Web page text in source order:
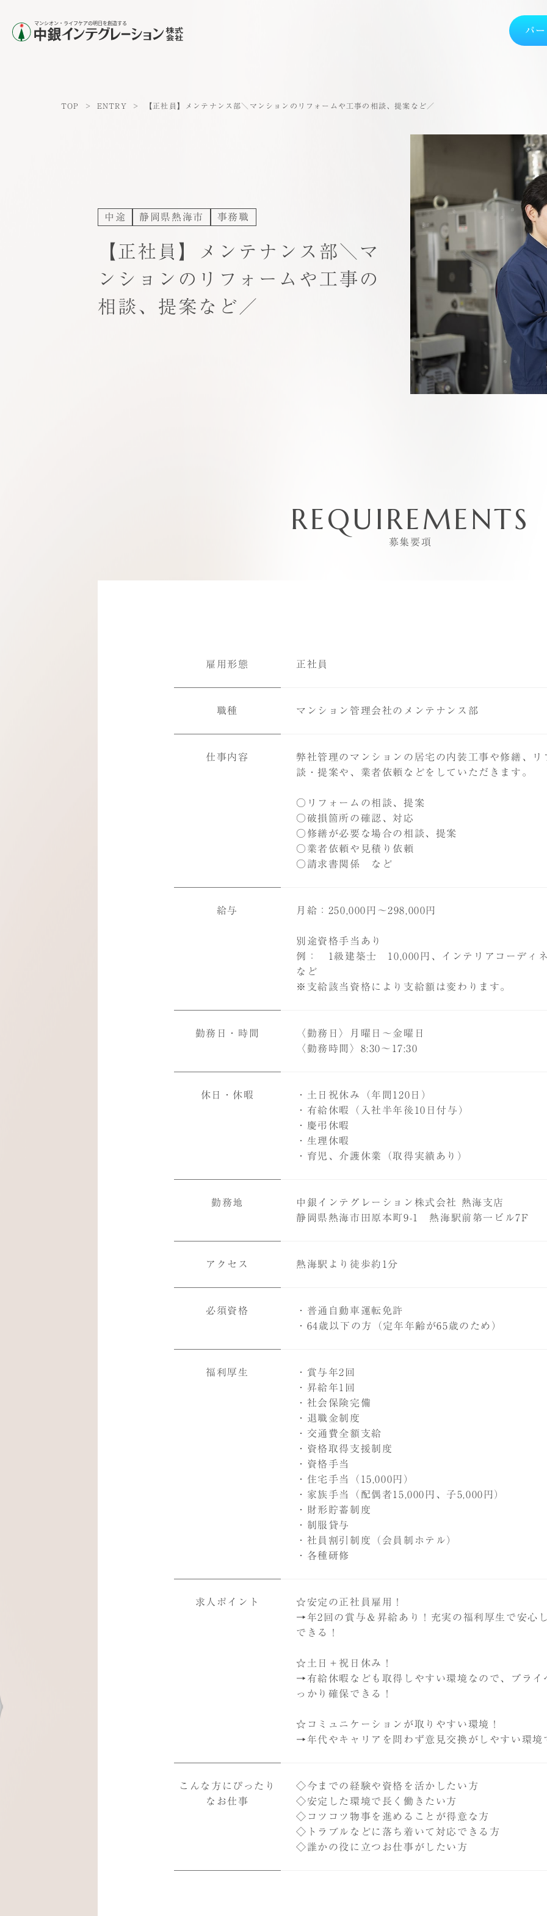
パ
中銀グル
TOP > ENTRY > 【正社員】メンテナンス部＼マンションのリフォームや工事の相談、提案など／
中途 静岡県熱海市 事務職
【正社員】メンテナンス部＼マ
ンションのリフォームや工事の
相談、提案など／
REQUIREMENTS
募集要項
雇用形態 正社員
職種 マンション管理会社のメンテナンス部
仕事内容
弊社管理のマンションの居宅の内装工事や修繕、リ
談・提案や、業者依頼などをしていただきます。
○リフォームの相談、提案
○破損箇所の確認、対応
○修繕が必要な場合の相談、提案
○業者依頼や見積り依頼
○請求書関係 など
給与 月給：250,000円～298,000円
別途資格手当あり
例： 1級建築士 10,000円、インテリアコーディ
など
※支給該当資格により支給額は変わります。
勤務日・時間
〈勤務日〉月曜日～金曜日
〈勤務時間〉8:30～17:30
休日・休暇
・土日祝休み（年間120日）
・有給休暇（入社半年後10日付与）
・慶弔休暇
・生理休暇
・育児、介護休業（取得実績あり）
勤務地
中銀インテグレーション株式会社 熱海支店
静岡県熱海市田原本町9-1 熱海駅前第一ビル7F
アクセス 熱海駅より徒歩約1分
必須資格
・普通自動車運転免許
・64歳以下の方（定年年齢が65歳のため）
福利厚生
・賞与年2回
・昇給年1回
・社会保険完備
・退職金制度
・交通費全額支給
・資格取得支援制度
・資格手当
・住宅手当（15,000円）
・家族手当（配偶者15,000円、子5,000円）
・財形貯蓄制度
・制服貸与
・社員割引制度（会員制ホテル）
・各種研修
求人ポイント
☆安定の正社員雇用！
→年2回の賞与＆昇給あり！充実の福利厚生で安心
できる！
☆土日＋祝日休み！
→有給休暇なども取得しやすい環境なので、プライ
っかり確保できる！
☆コミュニケーションが取りやすい環境！
→年代やキャリアを問わず意見交換がしやすい環境
こんな方にぴったり
なお仕事
◇今までの経験や資格を活かしたい方
◇安定した環境で長く働きたい方
◇コツコツ物事を進めることが得意な方
◇トラブルなどに落ち着いて対応できる方
◇誰かの役に立つお仕事がしたい方